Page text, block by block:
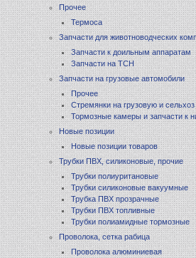
Прочее
Термоса
Запчасти для животноводческих
Запчасти к доильным аппаратам
Запчасти на ТСН
Запчасти на грузовые автомобили
Прочее
Стремянки на грузовую и сельхоз
Тормозные камеры и запчасти к
Новые позиции
Новые позиции товаров
Трубки ПВХ, силиконовые, прочие
Трубки полиуритановые
Трубки силиконовые вакуумные
Трубка ПВХ прозрачные
Трубки ПВХ топливные
Трубки полиамидные тормозные
Проволока, сетка рабица
Проволока алюминиевая